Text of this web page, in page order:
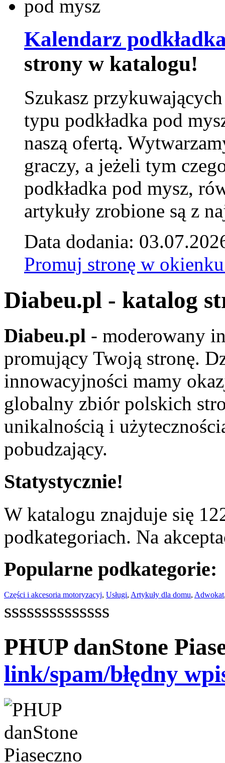
Kalendarz
strony w katalogu!
Szukasz
typu podkładka pod
naszą ofertą.
graczy, a jeżeli tym
podkładka pod mysz,
artykuły zrobione są z
Data dodania:
Promuj stronę w
Diabeu.pl - katalog
Diabeu.pl - moderowany
promujący Twoją stronę.
innowacyjności mamy
globalny zbiór polskich
unikalnością i
pobudzający.
Statystycznie!
W katalogu znajduje się
podkategoriach. Na
Popularne podkategorie:
Części i akcesoria motoryzacyj, Usługi, Artykuły dla domu, Adwokat
ssssssssssssss
PHUP danStone
link/spam/błędny